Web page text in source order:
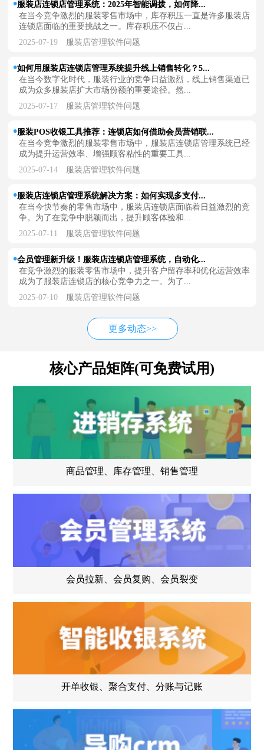
服装店连锁店管理系统：2025年智能调拨，如何降...
在当今竞争激烈的服装零售市场中，库存积压一直是许多服装店
连锁店面临的重要挑战之一。库存积压不仅占...
2025-07-19 服装店管理软件问题
如何用服装店连锁店管理系统提升线上销售转化？5...
在当今数字化时代，服装行业的竞争日益激烈，线上销售渠道已
成为众多服装店扩大市场份额的重要途径。然...
2025-07-17 服装店管理软件问题
服装POS收银工具推荐：连锁店如何借助会员营销联...
在当今竞争激烈的服装零售市场中，服装店连锁店管理系统已经
成为提升运营效率、增强顾客粘性的重要工具...
2025-07-14 服装店管理软件问题
服装店连锁店管理系统解决方案：如何实现多支付...
在当今快节奏的零售市场中，服装店连锁店面临着日益激烈的竞
争。为了在竞争中脱颖而出，提升顾客体验和...
2025-07-11 服装店管理软件问题
会员管理新升级！服装店连锁店管理系统，自动化...
在竞争激烈的服装零售市场中，提升客户留存率和优化运营效率
成为了服装店连锁店的核心竞争力之一。为了...
2025-07-10 服装店管理软件问题
更多动态>>
核心产品矩阵(可免费试用)
商品管理、库存管理、销售管理
会员拉新、会员复购、会员裂变
开单收银、聚合支付、分账与记账